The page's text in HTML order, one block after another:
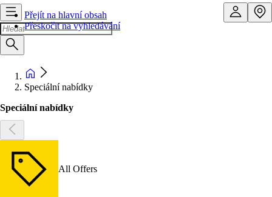
Přejít na hlavní obsah
Přeskočit na vyhledávání
Speciální nabídky
Speciální nabídky
All Offers